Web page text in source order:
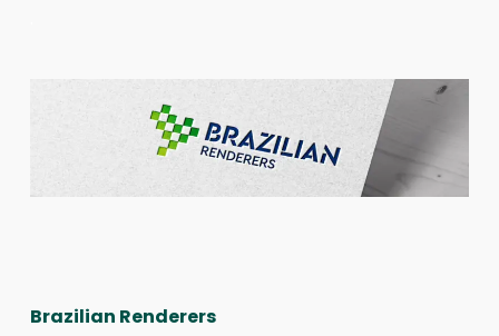
Brazilian Renderers